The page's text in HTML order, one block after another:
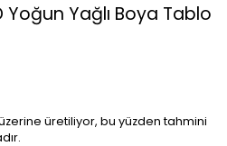
Yağlı Boya Tablo
üretiliyor, bu yüzden tahmini